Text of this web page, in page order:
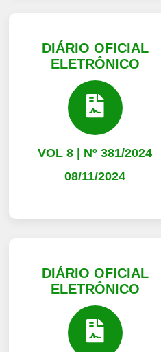
DIÁRIO OFICIAL
ELETRÔNICO
VOL 8 | Nº 381/2024
08/11/2024
DIÁRIO OFICIAL
ELETRÔNICO